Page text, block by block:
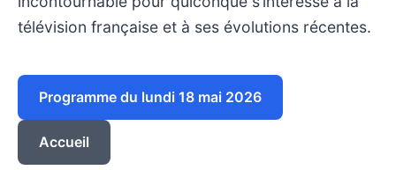
télévision française et à ses évolutions récentes.
Programme du lundi 18 mai 2026
Accueil